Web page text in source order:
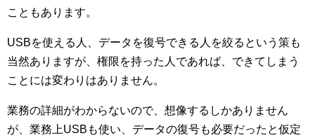
こともあります。
USBを使える人、データを復号できる人を絞るという策も
当然ありますが、権限を持った人であれば、できてしまう
ことには変わりはありません。
業務の詳細がわからないので、想像するしかありません
が、業務上USBも使い、データの復号も必要だったと仮定